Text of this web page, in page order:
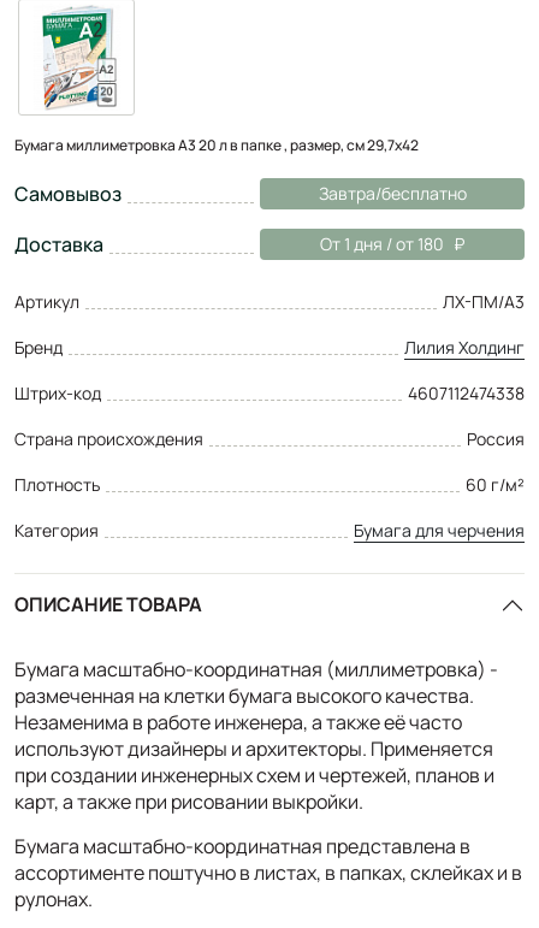
Бумага миллиметровка А3 20 л в папке , размер, см 29,7х42
Самовывоз Завтра/бесплатно
Доставка От 1 дня / от 180
Артикул
ЛХ-ПМ/А3
Бренд
Лилия Холдинг
Штрих-код
4607112474338
Страна происхождения
Россия
Плотность
60 г/м²
Категория
Бумага для черчения
ОПИСАНИЕ ТОВАРА
Бумага масштабно-координатная (миллиметровка) -
размеченная на клетки бумага высокого качества.
Незаменима в работе инженера, а также её часто
используют дизайнеры и архитекторы. Применяется
при создании инженерных схем и чертежей, планов и
карт, а также при рисовании выкройки.
Бумага масштабно-координатная представлена в
ассортименте поштучно в листах, в папках, склейках и в
рулонах.